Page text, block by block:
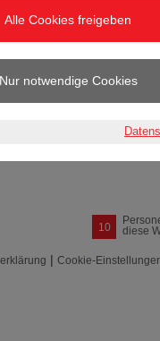
Wildau
bei der IHK Cottbus
Uhr: Industriearbeit
03.07.2025
der Kategorie:
10
diese
| Cookie-
Alle Cookies freigeben
Nur notwendige Cookies